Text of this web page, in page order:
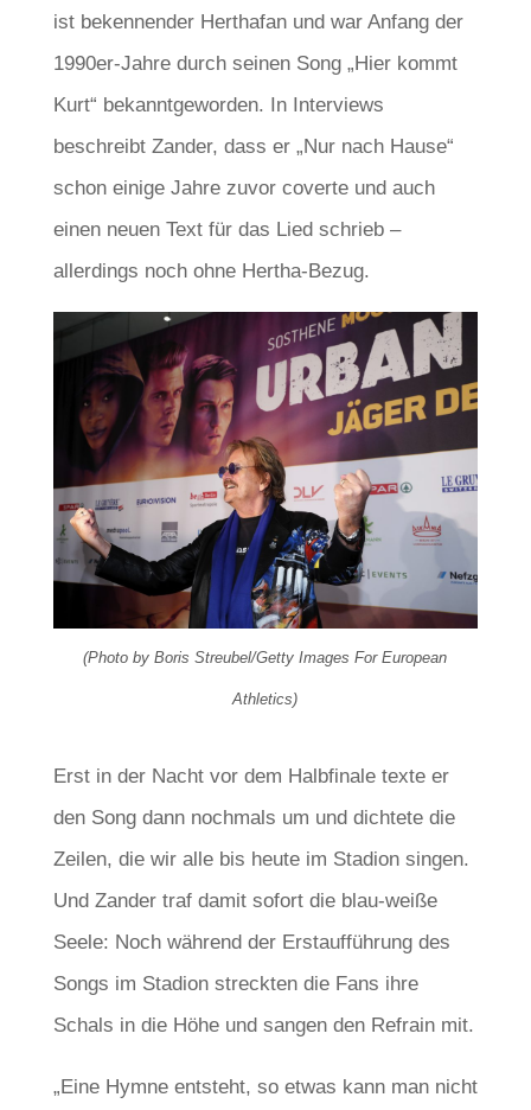
ist bekennender Herthafan und war Anfang der
1990er-Jahre durch seinen Song „Hier kommt
Kurt“ bekanntgeworden. In Interviews
beschreibt Zander, dass er „Nur nach Hause“
schon einige Jahre zuvor coverte und auch
einen neuen Text für das Lied schrieb –
allerdings noch ohne Hertha-Bezug.
(Photo by Boris Streubel/Getty Images For European
Athletics)
Erst in der Nacht vor dem Halbfinale texte er
den Song dann nochmals um und dichtete die
Zeilen, die wir alle bis heute im Stadion singen.
Und Zander traf damit sofort die blau-weiße
Seele: Noch während der Erstaufführung des
Songs im Stadion streckten die Fans ihre
Schals in die Höhe und sangen den Refrain mit.
„Eine Hymne entsteht, so etwas kann man nicht